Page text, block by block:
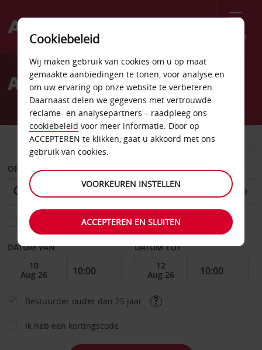
Menu
Welcome
AvisAutoverhuur Columbus
AUTO BESTELWAGEN
OPHALEN OP
Kies een ander afleverpunt
DATUM VAN DATUM TOT
Bestuurder ouder dan 25 jaar
Ik heb een kortingscode
Cookiebeleid
Wij maken gebruik van cookies om u op maat
gemaakte aanbiedingen te tonen, voor analyse en
om uw ervaring op onze website te verbeteren.
Daarnaast delen we gegevens met vertrouwde
reclame- en analysepartners – raadpleeg ons
cookiebeleid voor meer informatie. Door op
ACCEPTEREN te klikken, gaat u akkoord met ons
gebruik van cookies.
VOORKEUREN INSTELLEN
ACCEPTEREN EN SLUITEN